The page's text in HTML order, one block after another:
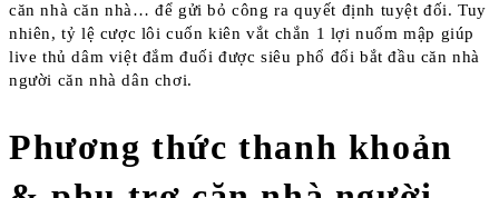
căn nhà căn nhà… để gửi bỏ công ra quyết định tuyệt đối. Tuy
nhiên, tỷ lệ cược lôi cuốn kiên vắt chắn 1 lợi nuốm mập giúp
live thủ dâm việt đắm đuối được siêu phổ đổi bắt đầu căn nhà
người căn nhà dân chơi.
Phương thức thanh khoản